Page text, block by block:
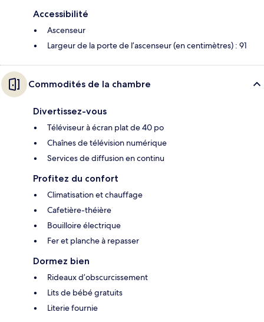
Accessibilité
Ascenseur
Largeur de la porte de l’ascenseur (en centimètres) : 91
Commodités de la chambre
Divertissez-vous
Téléviseur à écran plat de 40 po
Chaînes de télévision numérique
Services de diffusion en continu
Profitez du confort
Climatisation et chauffage
Cafetière-théière
Bouilloire électrique
Fer et planche à repasser
Dormez bien
Rideaux d’obscurcissement
Lits de bébé gratuits
Literie fournie